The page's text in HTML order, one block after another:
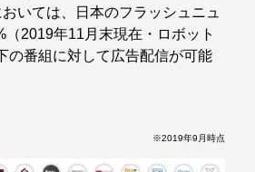
いては、日本のフラッシュニュ
（2019年11月末現在・ロボット
の番組に対して広告配信が可能
※2019年9月時点